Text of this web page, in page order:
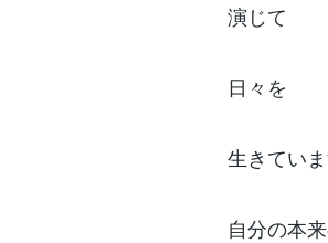
演じて
日々を
生きてい
自分の本